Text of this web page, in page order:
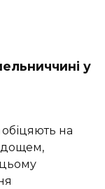
у
на
дощем,